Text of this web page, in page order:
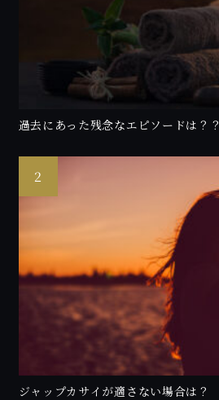
過去にあった残念なエピソードは？？
ジャップカサイが適さない場合は？